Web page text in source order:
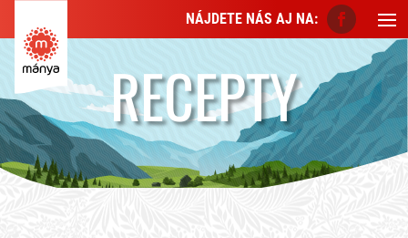
NÁJDETE NÁS AJ NA:
RECEPTY